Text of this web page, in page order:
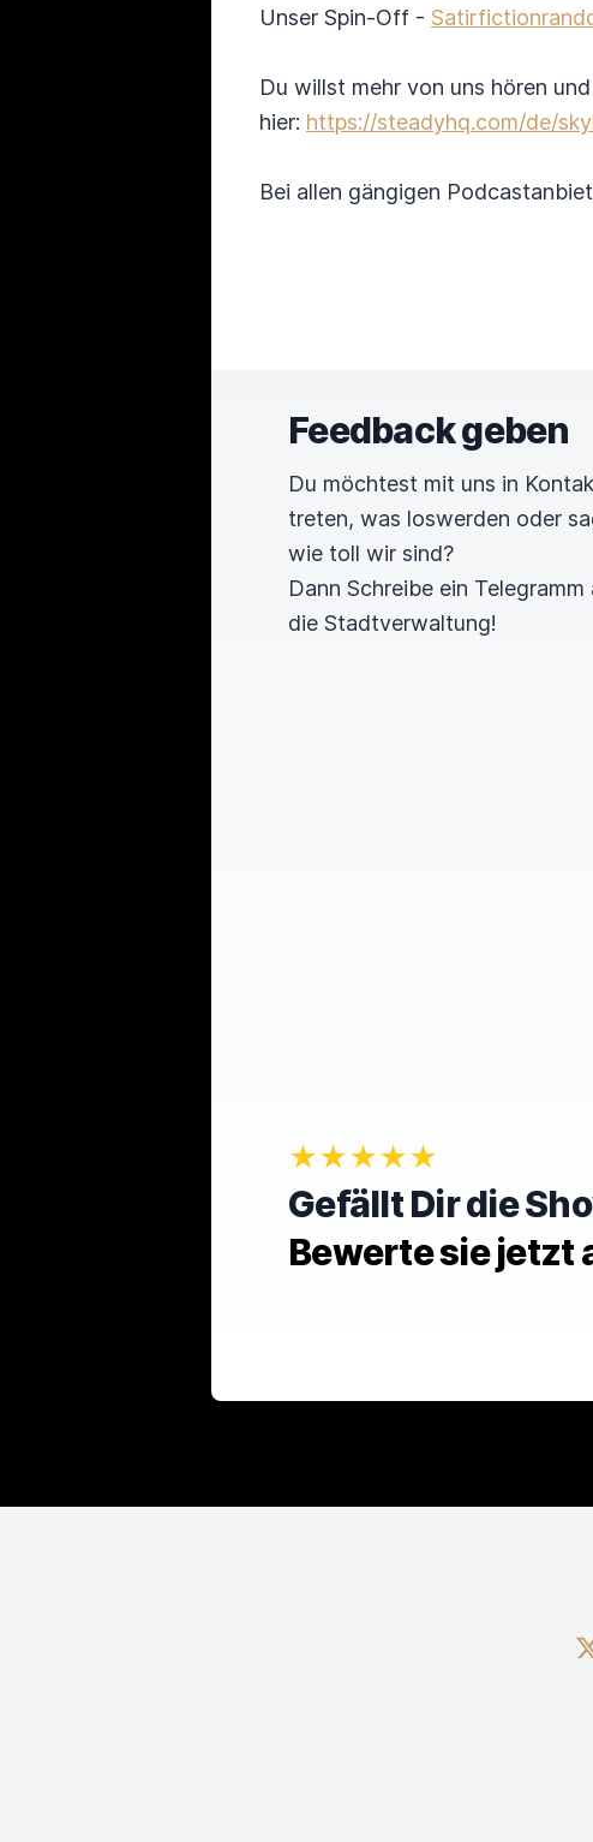
Unser Spin-Off -
Du willst mehr von uns hören
hier: https://steadyhq.com/de/
Bei allen gängigen
Feedback geben
Du möchtest mit uns in
treten, was loswerden oder
wie toll wir sind?
Dann Schreibe ein Telegramm
die Stadtverwaltung!
★★★★★
Gefällt Dir die
Bewerte sie jetzt
X